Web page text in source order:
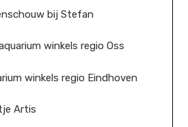
bij Stefan
winkels regio Oss
winkels regio Eindhoven
Artis